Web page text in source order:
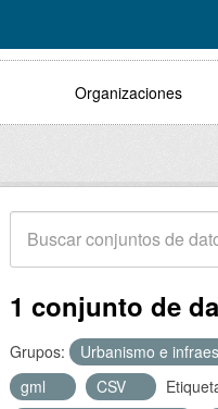
Organizaciones
1 conjunto de
Grupos: Urbanismo e
gml
CSV